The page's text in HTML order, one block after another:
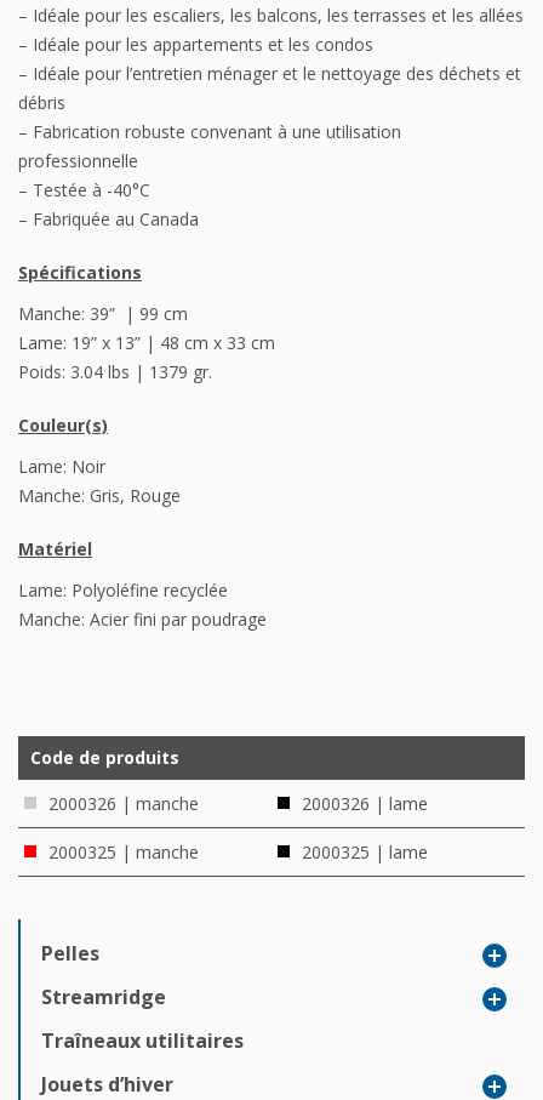
Pelles
Streamridge
Traîneaux utilitaires
Jouets d’hiver
– Idéale pour les escaliers, les balcons, les terrasses et les allées
– Idéale pour les appartements et les condos
– Idéale pour l’entretien ménager et le nettoyage des déchets et
débris
– Fabrication robuste convenant à une utilisation
professionnelle
– Testée à -40°C
– Fabriquée au Canada
Spécifications
Manche: 39” | 99 cm
Lame: 19” x 13” | 48 cm x 33 cm
Poids: 3.04 lbs | 1379 gr.
Couleur(s)
Lame: Noir
Manche: Gris, Rouge
Matériel
Lame: Polyoléfine recyclée
Manche: Acier fini par poudrage
Code de produits
2000326 | manche
2000326 | lame
2000325 | manche 2000325 | lame